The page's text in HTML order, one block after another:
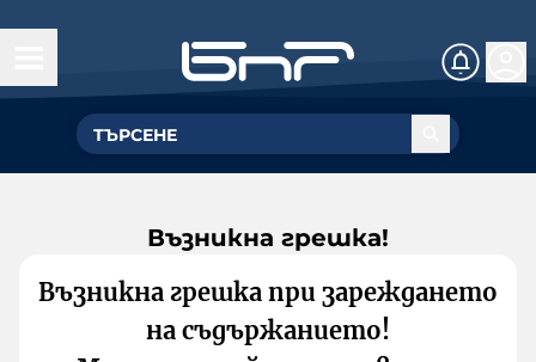
Възникна грешка!
Възникна грешка при зареждането
на съдържанието!